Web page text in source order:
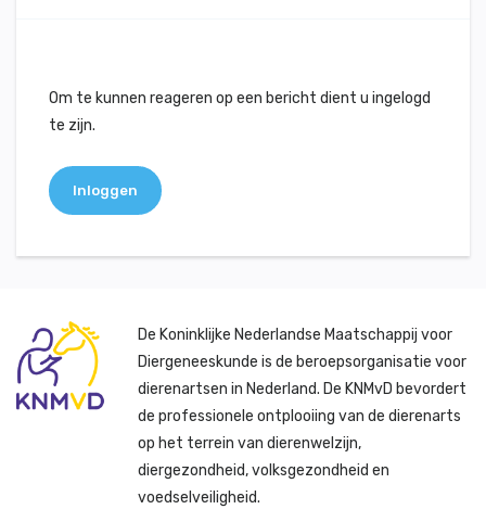
Om te kunnen reageren op een bericht dient u ingelogd
te zijn.
Inloggen
De Koninklijke Nederlandse Maatschappij voor
Diergeneeskunde is de beroepsorganisatie voor
dierenartsen in Nederland. De KNMvD bevordert
de professionele ontplooiing van de dierenarts
op het terrein van dierenwelzijn,
diergezondheid, volksgezondheid en
voedselveiligheid.